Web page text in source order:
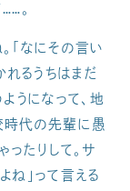
。
「なにその言い
れるうちはまだ
うになって、地
時代の先輩に愚
ったりして。サ
ね」って言える